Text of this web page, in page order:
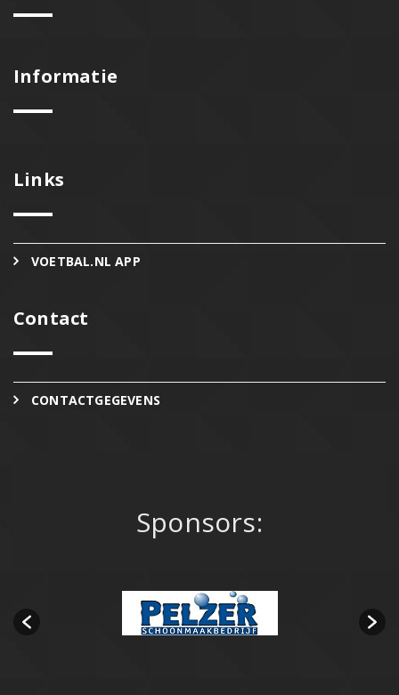
Informatie
Links
VOETBAL.NL APP
Contact
CONTACTGEGEVENS
Sponsors: